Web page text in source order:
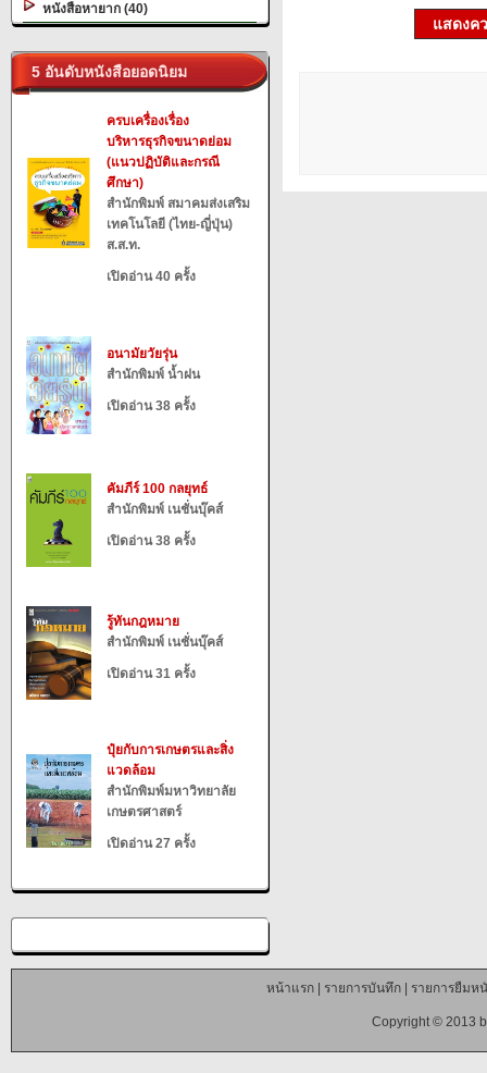
หนังสือหายาก (40)
5 อันดับหนังสือยอดนิยม
ครบเครื่องเรื่อง
บริหารธุรกิจขนาดย่อม
(แนวปฏิบัติและกรณี
ศึกษา)
สำนักพิมพ์ สมาคมส่งเสริม
เทคโนโลยี (ไทย-ญี่ปุ่น)
ส.ส.ท.
เปิดอ่าน 40 ครั้ง
อนามัยวัยรุ่น
สำนักพิมพ์ น้ำฝน
เปิดอ่าน 38 ครั้ง
คัมภีร์ 100 กลยุทธ์
สำนักพิมพ์ เนชั่นบุ๊คส์
เปิดอ่าน 38 ครั้ง
รู้ทันกฎหมาย
สำนักพิมพ์ เนชั่นบุ๊คส์
เปิดอ่าน 31 ครั้ง
ปุ๋ยกับการเกษตรและสิ่ง
แวดล้อม
สำนักพิมพ์มหาวิทยาลัย
เกษตรศาสตร์
เปิดอ่าน 27 ครั้ง
แสดงค
หน้าแรก| รายการบันทึก| รายการยืมห
Copyright © 2013